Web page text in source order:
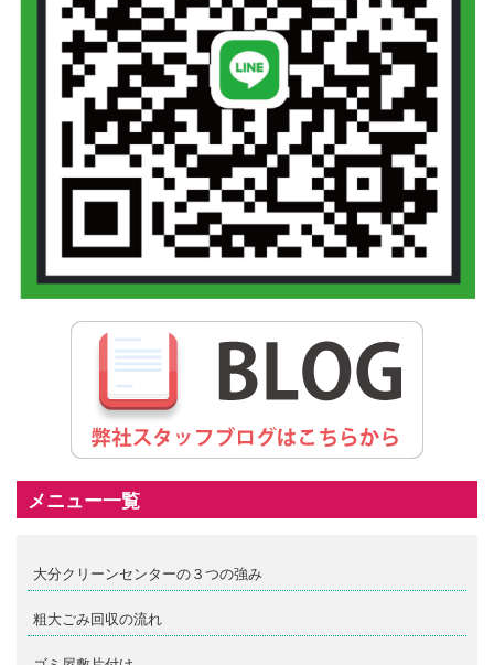
メニュー一覧
大分クリーンセンターの３つの強み
粗大ごみ回収の流れ